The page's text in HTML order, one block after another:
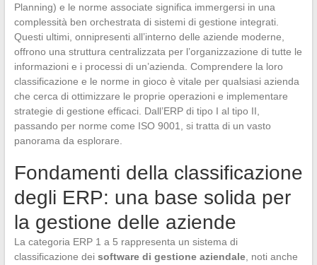
Planning) e le norme associate significa immergersi in una
complessità ben orchestrata di sistemi di gestione integrati.
Questi ultimi, onnipresenti all’interno delle aziende moderne,
offrono una struttura centralizzata per l’organizzazione di tutte le
informazioni e i processi di un’azienda. Comprendere la loro
classificazione e le norme in gioco è vitale per qualsiasi azienda
che cerca di ottimizzare le proprie operazioni e implementare
strategie di gestione efficaci. Dall’ERP di tipo I al tipo II,
passando per norme come ISO 9001, si tratta di un vasto
panorama da esplorare.
Fondamenti della classificazione
degli ERP: una base solida per
la gestione delle aziende
La categoria ERP 1 a 5 rappresenta un sistema di
classificazione dei software di gestione aziendale, noti anche